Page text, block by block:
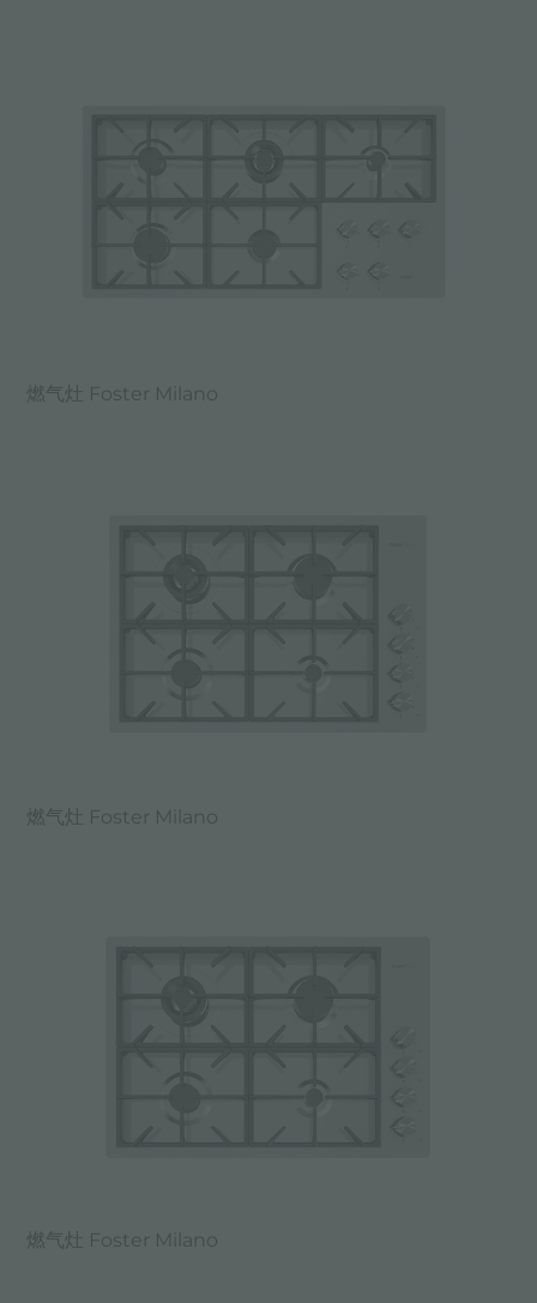
燃气灶 Foster Milano
燃气灶 Foster Milano
燃气灶 Foster Milano